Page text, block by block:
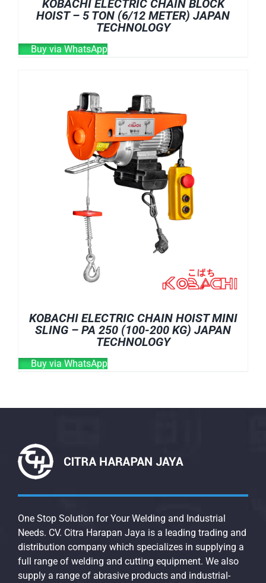
KOBACHI ELECTRIC CHAIN BLOCK
HOIST – 5 TON (6/12 METER) JAPAN
TECHNOLOGY
Buy via WhatsApp
KOBACHI ELECTRIC CHAIN HOIST MINI
SLING – PA 250 (100-200 KG) JAPAN
TECHNOLOGY
Buy via WhatsApp
One Stop Solution for Your Welding and Industrial
Needs. CV. Citra Harapan Jaya is a leading trading and
distribution company which specializes in supplying a
full range of welding and cutting equipment. We also
supply a range of abrasive products and industrial-